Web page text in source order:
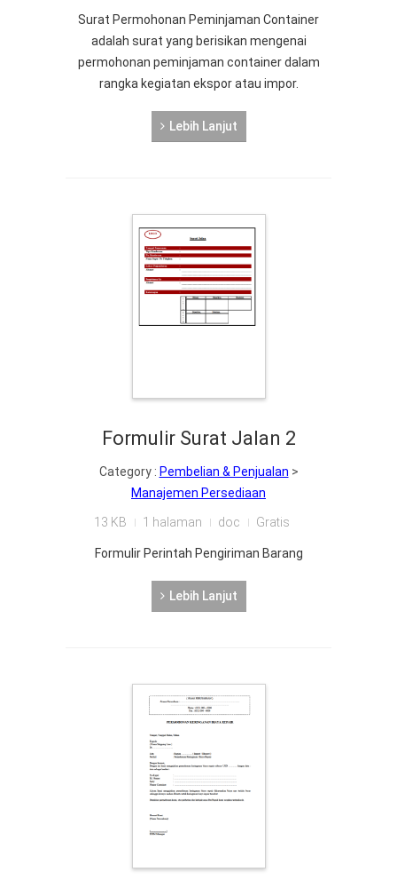
Surat Permohonan Peminjaman Container
adalah surat yang berisikan mengenai
permohonan peminjaman container dalam
rangka kegiatan ekspor atau impor.
Lebih Lanjut
Formulir Surat Jalan 2
Category : Pembelian & Penjualan >
Manajemen Persediaan
13 KB 1 halaman doc Gratis
Formulir Perintah Pengiriman Barang
Lebih Lanjut